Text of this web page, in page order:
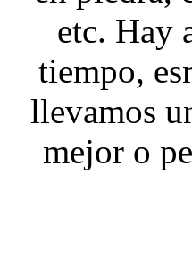
etc. Hay
tiempo,
llevamos
mejor o